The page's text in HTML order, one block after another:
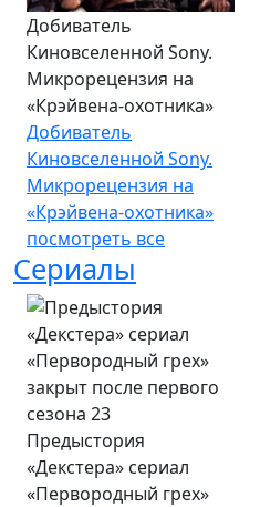
Добиватель
Киновселенной Sony.
Микрорецензия на
«Крэйвена-охотника»
Добиватель
Киновселенной Sony.
Микрорецензия на
«Крэйвена-охотника»
посмотреть все
Сериалы
Предыстория
«Декстера» сериал
«Первородный грех»